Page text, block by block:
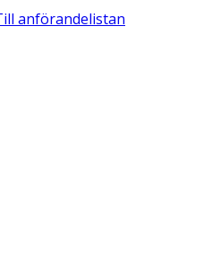
anförandelistan